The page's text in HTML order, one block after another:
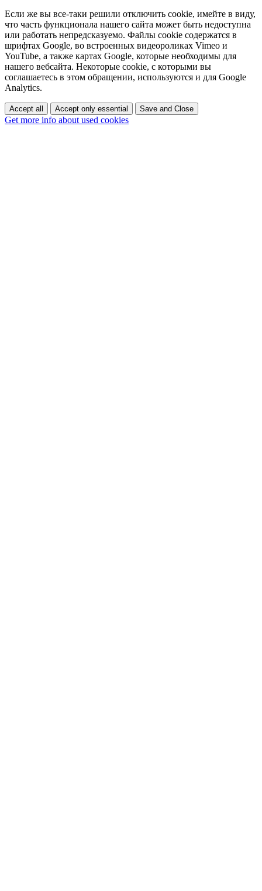
Если же вы все-таки решили отключить cookie, имейте в виду,
что часть функционала нашего сайта может быть недоступна
или работать непредсказуемо. Файлы cookie содержатся в
шрифтах Google, во встроенных видеороликах Vimeo и
YouTube, а также картах Google, которые необходимы для
нашего вебсайта. Некоторые cookie, с которыми вы
соглашаетесь в этом обращении, используются и для Google
Analytics.
Accept all Accept only essential Save and Close
Get more info about used cookies